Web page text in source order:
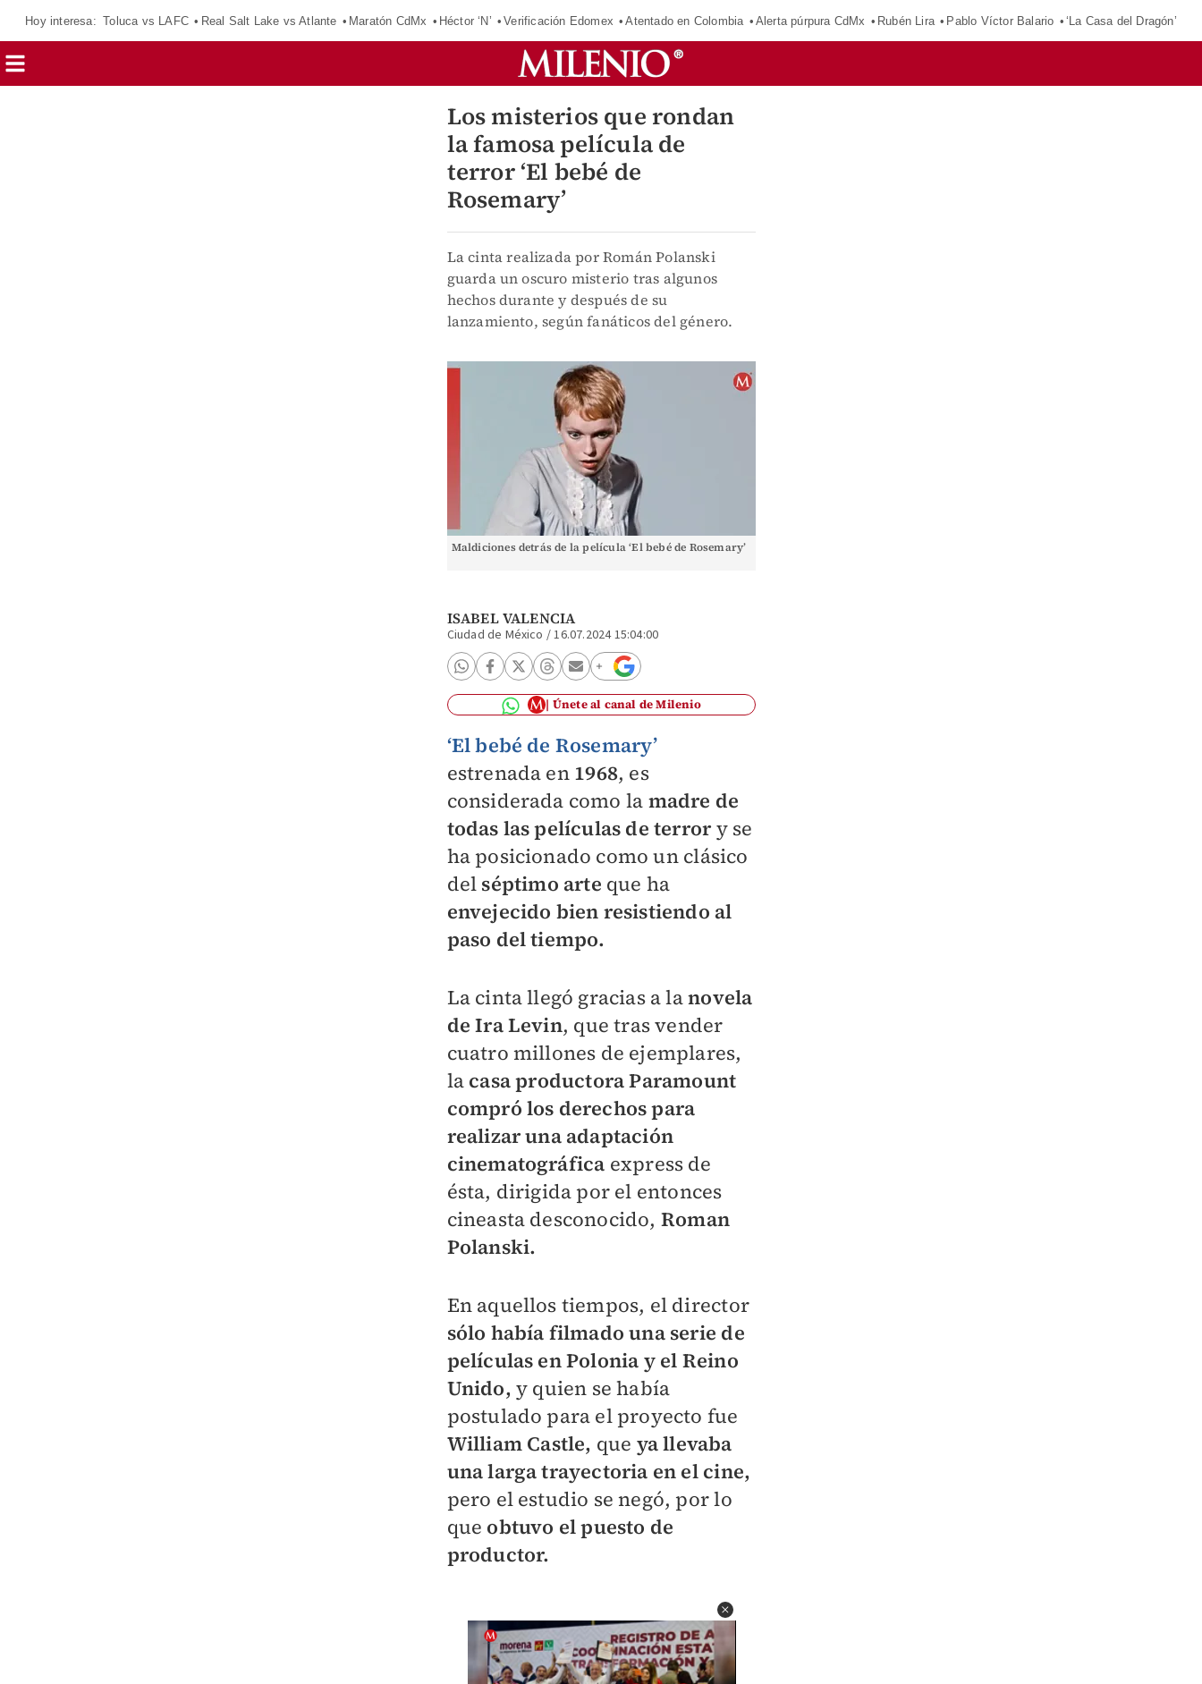
Hoy interesa: Toluca vs LAFC Real Salt Lake vs Atlante Maratón CdMx Héctor ‘N’ Verificación Edomex Atentado en Colombia Alerta púrpura CdMx Rubén Lira Pablo Víctor Balario ‘La Casa del Dragón’
Los misterios que rondan
la famosa película de
terror ‘El bebé de
Rosemary’
La cinta realizada por Román Polanski
guarda un oscuro misterio tras algunos
hechos durante y después de su
lanzamiento, según fanáticos del género.
Maldiciones detrás de la película ‘El bebé de Rosemary’
ISABEL VALENCIA
Ciudad de México /16.07.2024 15:04:00
Únete al canal de Milenio
‘El bebé de Rosemary’
estrenada en 1968, es
considerada como la madre de
todas las películas de terrory se
ha posicionado como un clásico
del séptimo arte que ha
envejecido bien resistiendo al
paso del tiempo.
La cinta llegó gracias a lanovela
de Ira Levin, que tras vender
cuatro millones de ejemplares,
la casa productora Paramount
compró los derechos para
realizar una adaptación
cinematográfica express de
ésta, dirigida por el entonces
cineasta desconocido, Roman
Polanski.
En aquellos tiempos, el director
sólo había filmado una serie de
películas en Polonia y el Reino
Unido, y quien se había
postulado para el proyecto fue
William Castle, que ya llevaba
una larga trayectoria en el cine,
pero el estudio se negó, por lo
que obtuvo el puesto de
productor.